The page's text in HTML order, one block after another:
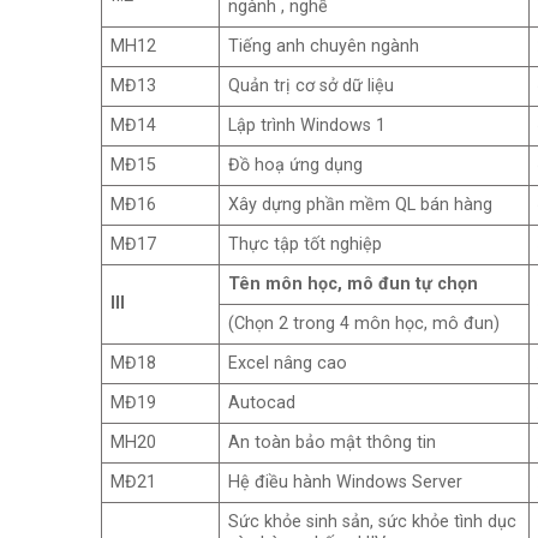
ngành , nghề
MH12 Tiếng anh chuyên ngành
MĐ13
Quản trị cơ sở dữ liệu
MĐ14
Lập trình Windows 1
MĐ15
Đồ hoạ ứng dụng
MĐ16
Xây dựng phần mềm QL bán hàng
MĐ17
Thực tập tốt nghiệp
Tên môn học, mô đun tự chọn
(Chọn 2 trong 4 môn học, mô đun)
MĐ18
Excel nâng cao
MĐ19
Autocad
MH20
An toàn bảo mật thông tin
MĐ21
Hệ điều hành Windows Server
Sức khỏe sinh sản, sức khỏe tình dục